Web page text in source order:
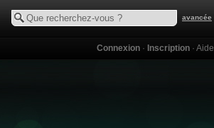
avancée
Connexion · Inscription · Aide